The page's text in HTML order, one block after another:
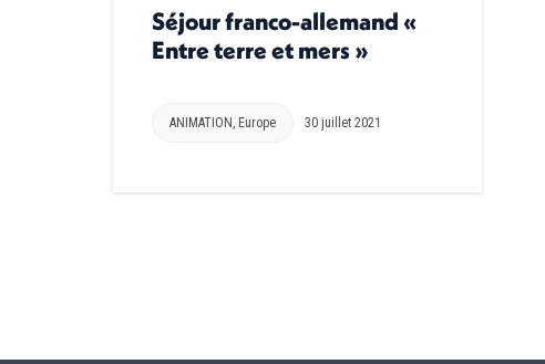
Séjour franco-allemand «
Entre terre et mers »
ANIMATION , Europe 30 juillet 2021